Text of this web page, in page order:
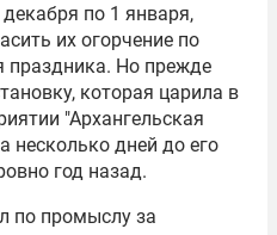
по 1 января,
их огорчение по
праздника. Но прежде
которая царила в
"Архангельская
несколько дней до его
год назад.
по промыслу за